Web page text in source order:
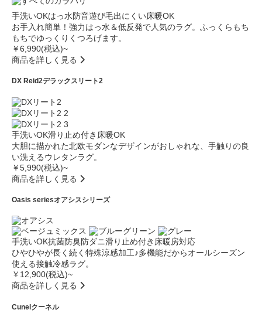
手洗いOKはっ水防音遊び毛出にくい床暖OK
お手入れ簡単！強力はっ水＆低反発で人気のラグ。ふっくらもち
もちでゆっくりくつろげます。
￥6,990(税込)~
商品を詳しく見る
DX Reid2デラックスリート2
手洗いOK滑り止め付き 床暖OK
大胆に描かれた北欧モダンなデザインがおしゃれな、手触りの良
い洗えるウレタンラグ。
￥5,990(税込)~
商品を詳しく見る
Oasis seriesオアシスシリーズ
手洗いOK抗菌防臭防ダニ滑り止め付き 床暖房対応
ひやひやが長く続く特殊涼感加工♪多機能だからオールシーズン
使える接触冷感ラグ。
￥12,900(税込)~
商品を詳しく見る
Cunelクーネル